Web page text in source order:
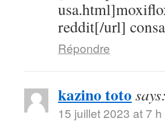
reddit[/url]
Répondre
kazino toto says:
15 juillet 2023 at 7